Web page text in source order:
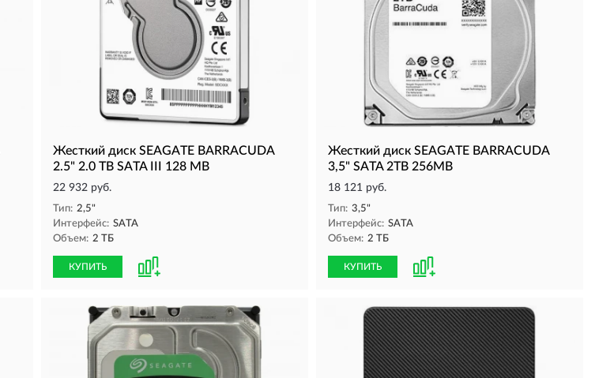
Жесткий диск SEAGATE BARRACUDA
2.5" 2.0 TB SATA III 128 MB
22 932 руб.
Тип: 2,5"
Интерфейс: SATA
Объем: 2 ТБ
КУПИТЬ
Жесткий диск SEAGATE BARRACUDA
3,5" SATA 2TB 256MB
18 121 руб.
Тип: 3,5"
Интерфейс: SATA
Объем: 2 ТБ
КУПИТЬ